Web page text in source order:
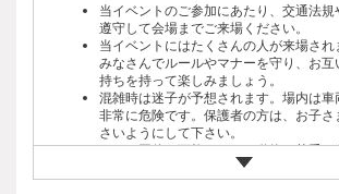
会場内駐車場は、車種や年式により区画
ただきます。参加確定メールにてお送り
に記載の駐車区画にお停めください。
会場内の安全確保のため、駐車場の入
ります。ご入場時間は参加確定後のお知
さい。
当規約に併せて「参加要項」および「参
の内容もご確認ください。
当イベント内「Citroën Marche」への
約が前提となります。参加条件および参
当イベントのご参加にあたり、交通法規
遵守して会場までご来場ください。
当イベントにはたくさんの人が来場さ
みなさんでルールやマナーを守り、お
持ちを持って楽しみましょう。
混雑時は迷子が予想されます。場内は車
非常に危険です。保護者の方は、お子さ
さいようにして下さい。
ペット同伴は可能ですが、動物が苦手
いますので、必ずリードにつなぎ、トイ
た場合の対応など、周りの方々へご配慮